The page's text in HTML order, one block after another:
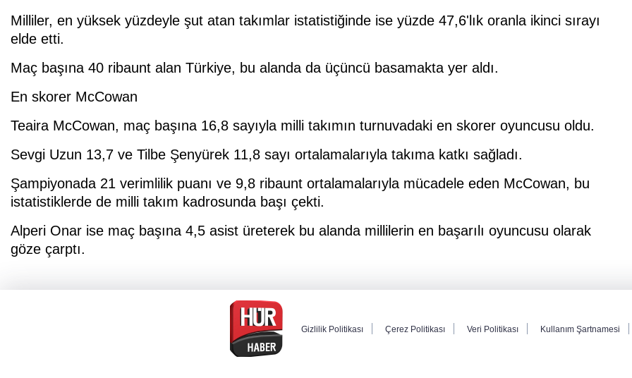
Milliler, en yüksek yüzdeyle şut atan takımlar istatistiğinde ise yüzde 47,6'lık oranla ikinci sırayı
elde etti.
Maç başına 40 ribaunt alan Türkiye, bu alanda da üçüncü basamakta yer aldı.
En skorer McCowan
Teaira McCowan, maç başına 16,8 sayıyla milli takımın turnuvadaki en skorer oyuncusu oldu.
Sevgi Uzun 13,7 ve Tilbe Şenyürek 11,8 sayı ortalamalarıyla takıma katkı sağladı.
Şampiyonada 21 verimlilik puanı ve 9,8 ribaunt ortalamalarıyla mücadele eden McCowan, bu
istatistiklerde de milli takım kadrosunda başı çekti.
Alperi Onar ise maç başına 4,5 asist üreterek bu alanda millilerin en başarılı oyuncusu olarak
göze çarptı.
Gizlilik Politikası Çerez Politikası Veri Politikası Kullanım Şartnamesi